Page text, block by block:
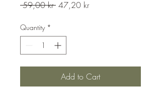
59,00 kr Regular
47,20 krSale
Quantity *
Add to Cart